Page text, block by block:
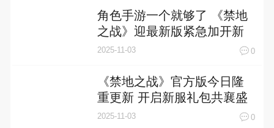
角色手游一个就够了 《禁地
之战》迎最新版紧急加开新
服
2025-11-03 0
《禁地之战》官方版今日隆
重更新 开启新服礼包共襄盛
举
2025-11-03 0